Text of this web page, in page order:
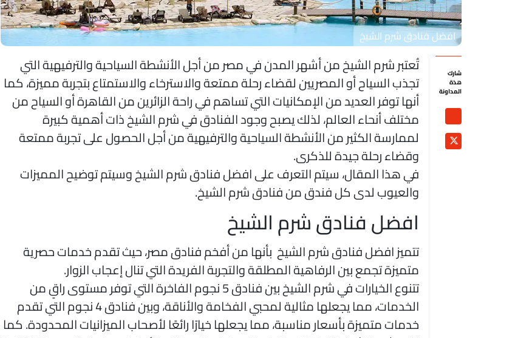
افضل فنادق شرم الشيخ
شارك
هذة
المداونة
تُعتبر شرم الشيخ من أشهر المدن في مصر من أجل الأنشطة السياحية والترفيهية التي
تجذب السياح أو المصريين لقضاء رحلة ممتعة والاسترخاء والاستمتاع بتجربة مميزة، كما
أنها توفر العديد من الإمكانيات التي تساهم في راحة الزائرين من القاهرة أو السياح من
مختلف أنحاء العالم، لذلك يصبح وجود الفنادق في شرم الشيخ ذات أهمية كبيرة
لممارسة الكثير من الأنشطة السياحية والترفيهية من أجل الحصول على تجربة ممتعة
وقضاء رحلة جيدة للذكرى.
في هذا المقال، سيتم التعرف على افضل فنادق شرم الشيخ وسيتم توضيح المميزات
والعيوب لدى كل فندق من فنادق شرم الشيخ.
افضل فنادق شرم الشيخ
تتميز افضل فنادق شرم الشيخ بأنها من أفخم فنادق مصر، حيث تقدم خدمات حصرية
متميزة تجمع بين الرفاهية المطلقة والتجربة الفريدة التي تنال إعجاب الزوار.
تتنوع الخيارات في شرم الشيخ بين فنادق 5 نجوم الفاخرة التي توفر مستوى راقٍ من
الخدمات، مما يجعلها مثالية لمحبي الفخامة والأناقة، وبين فنادق 4 نجوم التي تقدم
خدمات متميزة بأسعار مناسبة، مما يجعلها خيارًا رائعًا لأصحاب الميزانيات المحدودة. كما